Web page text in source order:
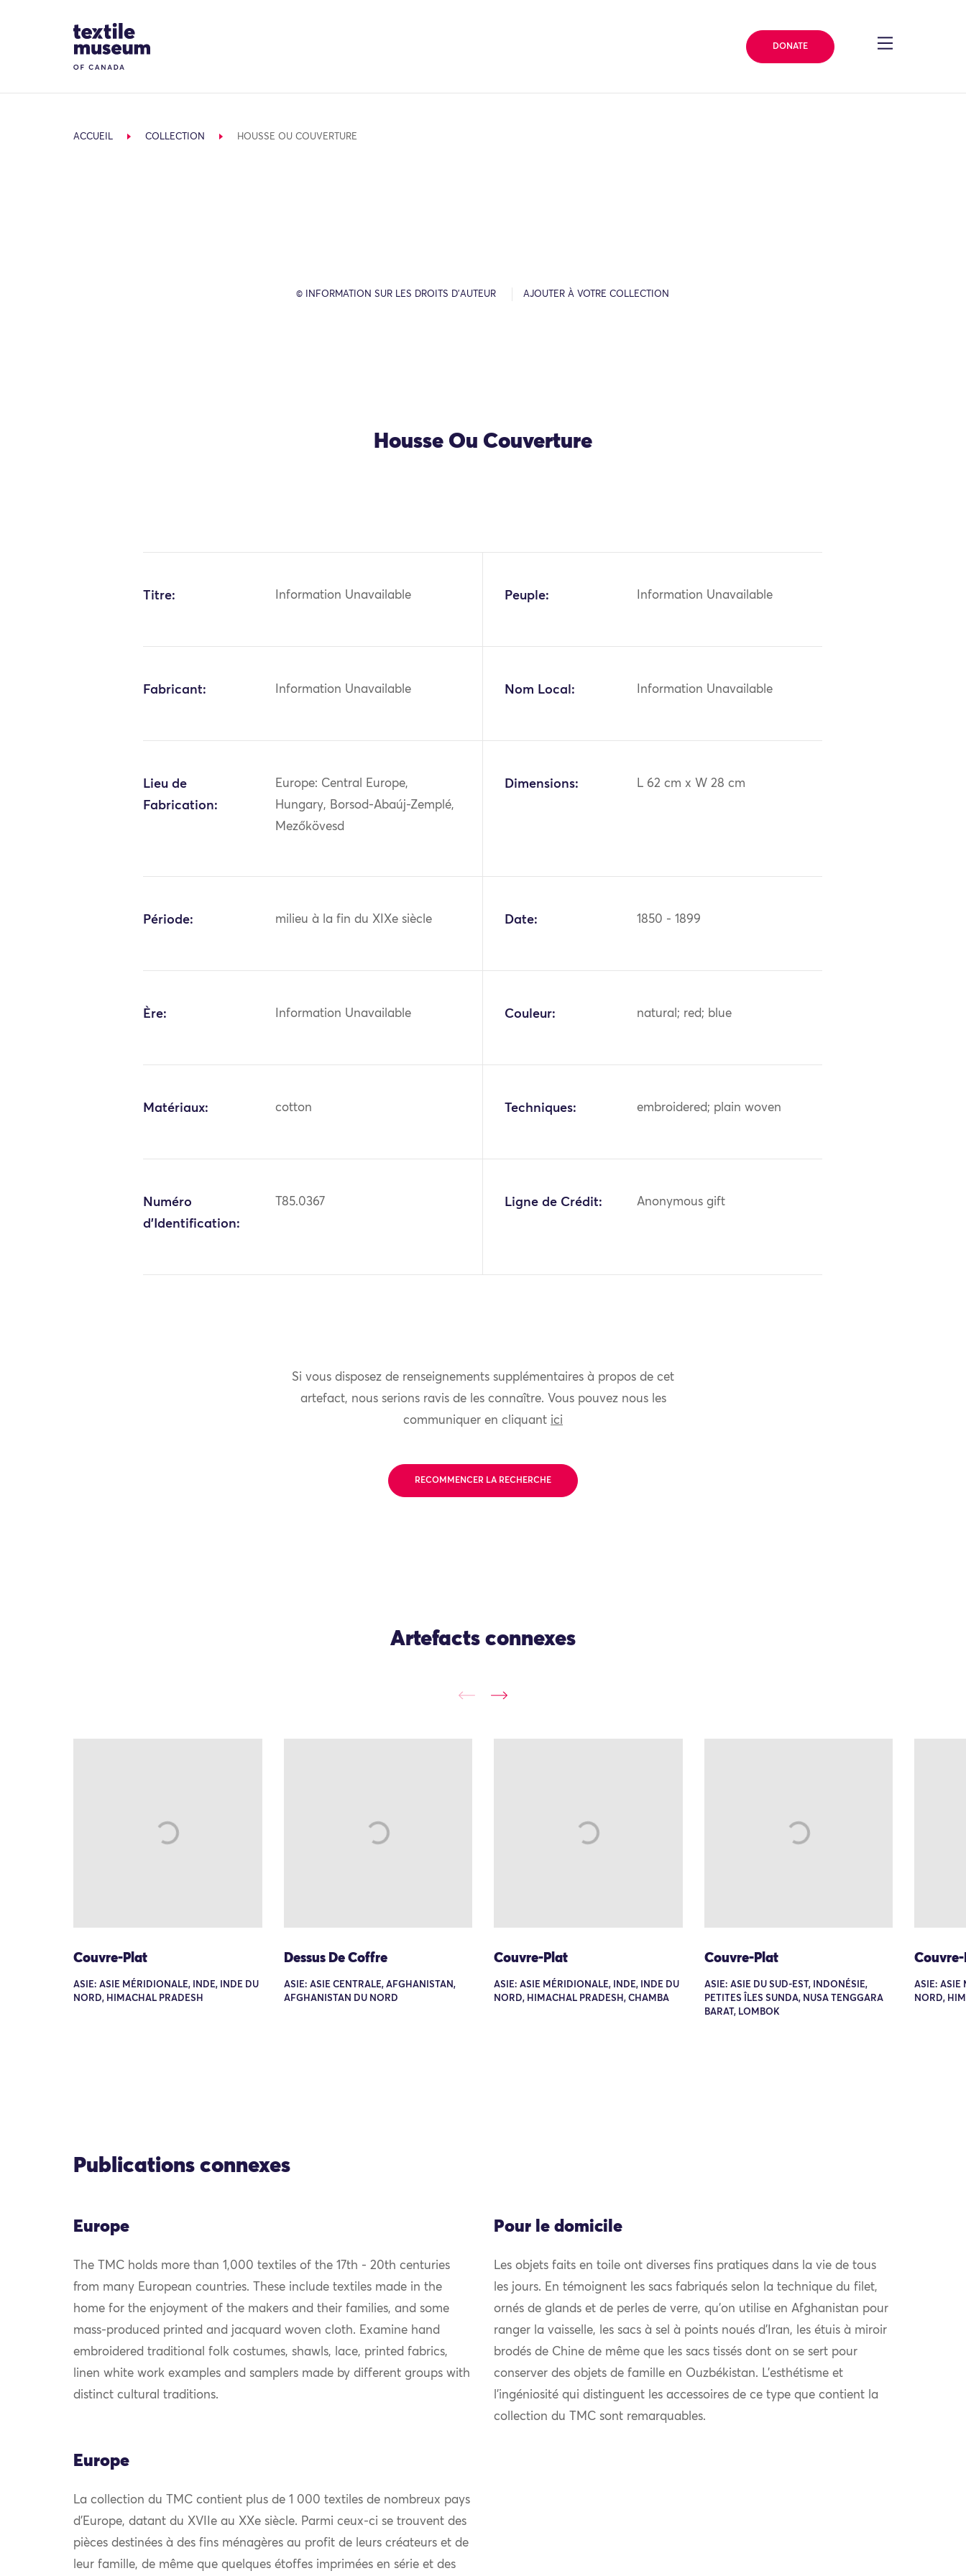
Site Logo
DONATE
ACCUEIL COLLECTION HOUSSE OU COUVERTURE
© INFORMATION SUR LES DROITS D’AUTEUR AJOUTER À VOTRE COLLECTION
Housse Ou Couverture
Titre: Information Unavailable Peuple: Information Unavailable
Fabricant: Information Unavailable Nom Local: Information Unavailable
Lieu de
Fabrication:
Europe: Central Europe,
Hungary, Borsod-Abaúj-Zemplé,
Mezőkövesd
Dimensions: L 62 cm x W 28 cm
Période: milieu à la fin du XIXe siècle Date: 1850 - 1899
Ère: Information Unavailable Couleur: natural; red; blue
Matériaux: cotton Techniques: embroidered; plain woven
Numéro
d'Identification:
T85.0367 Ligne de Crédit: Anonymous gift
Si vous disposez de renseignements supplémentaires à propos de cet
artefact, nous serions ravis de les connaître. Vous pouvez nous les
communiquer en cliquant ici
RECOMMENCER LA RECHERCHE
Artefacts connexes
Couvre-Plat
ASIE: ASIE MÉRIDIONALE, INDE, INDE DU
NORD, HIMACHAL PRADESH
Dessus De Coffre
ASIE: ASIE CENTRALE, AFGHANISTAN,
AFGHANISTAN DU NORD
Couvre-Plat
ASIE: ASIE MÉRIDIONALE, INDE, INDE DU
NORD, HIMACHAL PRADESH, CHAMBA
Couvre-Plat
ASIE: ASIE DU SUD-EST, INDONÉSIE,
PETITES ÎLES SUNDA, NUSA TENGGARA
BARAT, LOMBOK
ASIE: ASIE
NORD,
Publications connexes
Europe
The TMC holds more than 1,000 textiles of the 17th - 20th centuries
from many European countries. These include textiles made in the
home for the enjoyment of the makers and their families, and some
mass-produced printed and jacquard woven cloth. Examine hand
embroidered traditional folk costumes, shawls, lace, printed fabrics,
linen white work examples and samplers made by different groups with
distinct cultural traditions.
Pour le domicile
Les objets faits en toile ont diverses fins pratiques dans la vie de tous
les jours. En témoignent les sacs fabriqués selon la technique du filet,
ornés de glands et de perles de verre, qu’on utilise en Afghanistan pour
ranger la vaisselle, les sacs à sel à points noués d’Iran, les étuis à miroir
brodés de Chine de même que les sacs tissés dont on se sert pour
conserver des objets de famille en Ouzbékistan. L’esthétisme et
l’ingéniosité qui distinguent les accessoires de ce type que contient la
collection du TMC sont remarquables.
Europe
La collection du TMC contient plus de 1 000 textiles de nombreux pays
d’Europe, datant du XVIIe au XXe siècle. Parmi ceux-ci se trouvent des
pièces destinées à des fins ménagères au profit de leurs créateurs et de
leur famille, de même que quelques étoffes imprimées en série et des